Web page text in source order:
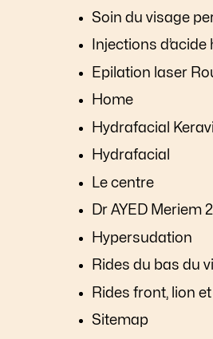
Soin du visage
Injections
Epilation laser
Home
Hydrafacial
Hydrafacial
Le centre
Dr AYED Meriem 2
Hypersudation
Rides du bas du
Rides front, lion et
Sitemap